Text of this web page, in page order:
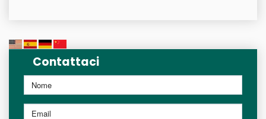
Contattaci